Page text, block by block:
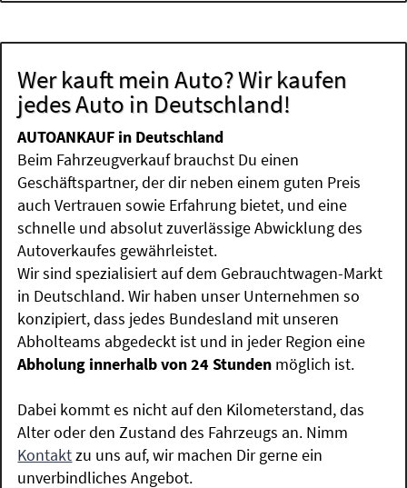
Wer kauft mein Auto? Wir kaufen
jedes Auto in Deutschland!
AUTOANKAUF in Deutschland
Beim Fahrzeugverkauf brauchst Du einen
Geschäftspartner, der dir neben einem guten Preis
auch Vertrauen sowie Erfahrung bietet, und eine
schnelle und absolut zuverlässige Abwicklung des
Autoverkaufes gewährleistet.
Wir sind spezialisiert auf dem Gebrauchtwagen-Markt
in Deutschland. Wir haben unser Unternehmen so
konzipiert, dass jedes Bundesland mit unseren
Abholteams abgedeckt ist und in jeder Region eine
Abholung innerhalb von 24 Stunden möglich ist.
Dabei kommt es nicht auf den Kilometerstand, das
Alter oder den Zustand des Fahrzeugs an. Nimm
Kontaktzu uns auf, wir machen Dir gerne ein
unverbindliches Angebot.